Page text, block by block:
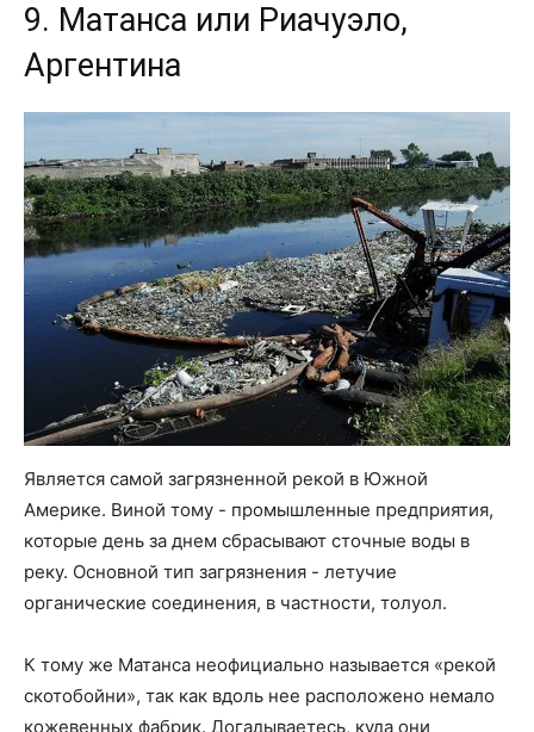
9. Матанса или Риачуэло,
Аргентина
Является самой загрязненной рекой в Южной
Америке. Виной тому - промышленные предприятия,
которые день за днем сбрасывают сточные воды в
реку. Основной тип загрязнения - летучие
органические соединения, в частности, толуол.
К тому же Матанса неофициально называется «рекой
скотобойни», так как вдоль нее расположено немало
кожевенных фабрик. Догадываетесь, куда они